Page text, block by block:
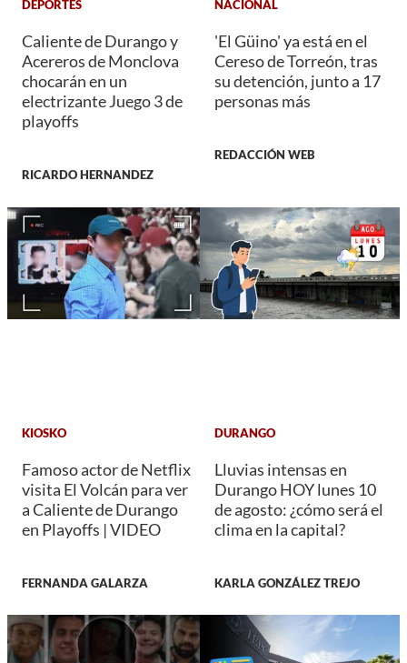
DEPORTES
Caliente de Durango y
Acereros de Monclova
chocarán en un
electrizante Juego 3 de
playoffs
RICARDO HERNANDEZ
NACIONAL
'El Güino' ya está en el
Cereso de Torreón, tras
su detención, junto a 17
personas más
REDACCIÓN WEB
KIOSKO
Famoso actor de Netflix
visita El Volcán para ver
a Caliente de Durango
en Playoffs | VIDEO
FERNANDA GALARZA
DURANGO
Lluvias intensas en
Durango HOY lunes 10
de agosto: ¿cómo será el
clima en la capital?
KARLA GONZÁLEZ TREJO